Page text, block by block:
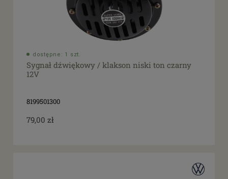
dostępne: 1 szt.
Sygnał dźwiękowy / klakson niski ton czarny
12V
8199501300
79,00 zł